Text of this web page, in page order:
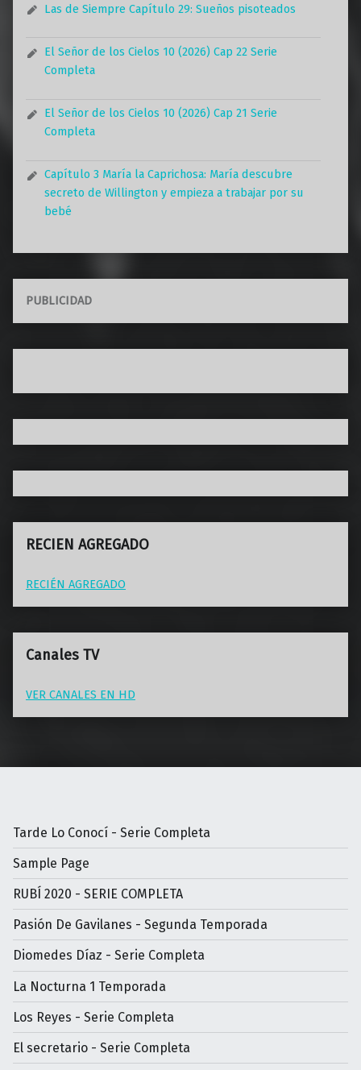
Las de Siempre Capítulo 29: Sueños pisoteados
El Señor de los Cielos 10 (2026) Cap 22 Serie
Completa
El Señor de los Cielos 10 (2026) Cap 21 Serie
Completa
Capítulo 3 María la Caprichosa: María descubre
secreto de Willington y empieza a trabajar por su
bebé
PUBLICIDAD
RECIEN AGREGADO
RECIÉN AGREGADO
Canales TV
VER CANALES EN HD
Tarde Lo Conocí - Serie Completa
Sample Page
RUBÍ 2020 - SERIE COMPLETA
Pasión De Gavilanes - Segunda Temporada
Diomedes Díaz - Serie Completa
La Nocturna 1 Temporada
Los Reyes - Serie Completa
El secretario - Serie Completa